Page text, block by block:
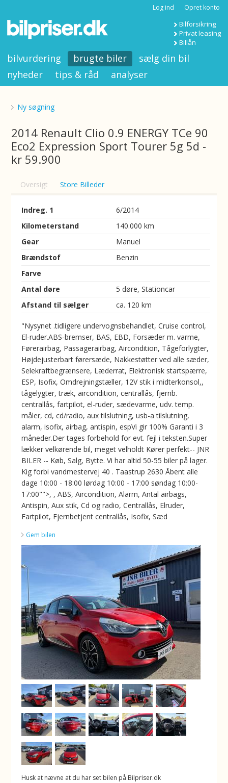
Log ind Opret konto
Bilforsikring
Privat leasing
Billån
bilvurdering brugte biler
sælg din bil
nyheder
tips & råd analyser
Ny søgning
2014 Renault Clio 0.9 ENERGY TCe 90
Eco2 Expression Sport Tourer 5g 5d -
kr 59.900
Oversigt Store Billeder
Indreg. 1
6/2014
Kilometerstand
140.000 km
Gear
Manuel
Brændstof
Benzin
Farve
Antal døre
5 døre, Stationcar
Afstand til sælger
ca. 120 km
"Nysynet .tidligere undervognsbehandlet, Cruise control,
El-ruder.ABS-bremser, BAS, EBD, Forsæder m. varme,
Førerairbag, Passagerairbag, Aircondition, Tågeforlygter,
Højdejusterbart førersæde, Nakkestøtter ved alle sæder,
Selekraftbegrænsere, Læderrat, Elektronisk startspærre,
ESP, Isofix, Omdrejningstæller, 12V stik i midterkonsol,,
tågelygter, træk, aircondition, centrallås, fjernb.
centrallås, fartpilot, el-ruder, sædevarme, udv. temp.
måler, cd, cd/radio, aux tilslutning, usb-a tilslutning,
alarm, isofix, airbag, antispin, espVi gir 100% Garanti i 3
måneder.Der tages forbehold for evt. fejl i teksten.Super
lækker velkørende bil, meget velholdt Kører perfekt-- JNR
BILER -- Køb, Salg, Bytte. Vi har altid 50-55 biler på lager.
Kig forbi vandmestervej 40 . Taastrup 2630 Åbent alle
dage 10:00 - 18:00 lørdag 10:00 - 17:00 søndag 10:00-
17:00"">, , ABS, Aircondition, Alarm, Antal airbags,
Antispin, Aux stik, Cd og radio, Centrallås, Elruder,
Fartpilot, Fjernbetjent centrallås, Isofix, Sæd
Gem bilen
Husk at nævne at du har set bilen på Bilpriser.dk